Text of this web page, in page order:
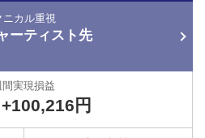
いたらもっと損失が大きくなった」
た」、「損切りのタイミングが早す
結果、冷静な判断ができずにトレー
あります。
ニカル重視
ーティスト先
+100,216円